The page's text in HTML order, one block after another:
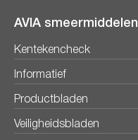
AVIA smeermiddelen
Kentekencheck
Informatief
Productbladen
Veiligheidsbladen